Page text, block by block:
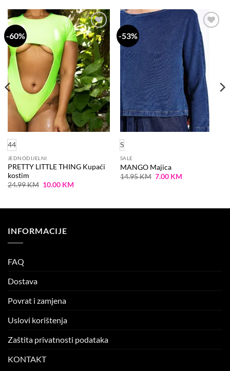
-60%
Dodaj
na
listu
želja
44
JEDNODIJELNI
PRETTY LITTLE THING Kupaći
kostim
24.99KM Original
10.00 KMCurrent
-53%
Dodaj
listu
želja
S
SALE
MANGO Majica
14.95KM Original
7.00 KMCurrent
INFORMACIJE
FAQ
Dostava
Povrat i zamjena
Uslovi korištenja
Zaštita privatnosti podataka
KONTAKT